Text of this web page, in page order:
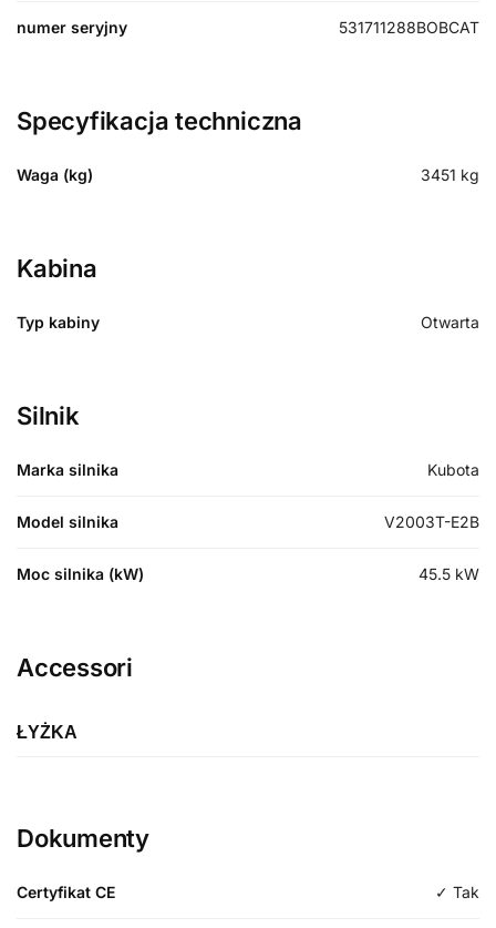
numer seryjny 531711288BOBCAT
Specyfikacja techniczna
Waga (kg) 3451 kg
Kabina
Typ kabiny Otwarta
Silnik
Marka silnika Kubota
Model silnika V2003T-E2B
Moc silnika (kW) 45.5 kW
Accessori
ŁYŻKA
Dokumenty
Certyfikat CE ✓ Tak